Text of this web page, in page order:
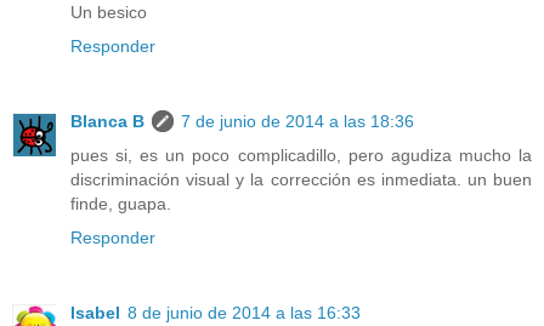
Un besico
Responder
Blanca B
7 de junio de 2014 a las 18:36
pues si, es un poco complicadillo, pero agudiza mucho la
discriminación visual y la corrección es inmediata. un buen
finde, guapa.
Responder
Isabel 8 de junio de 2014 a las 16:33